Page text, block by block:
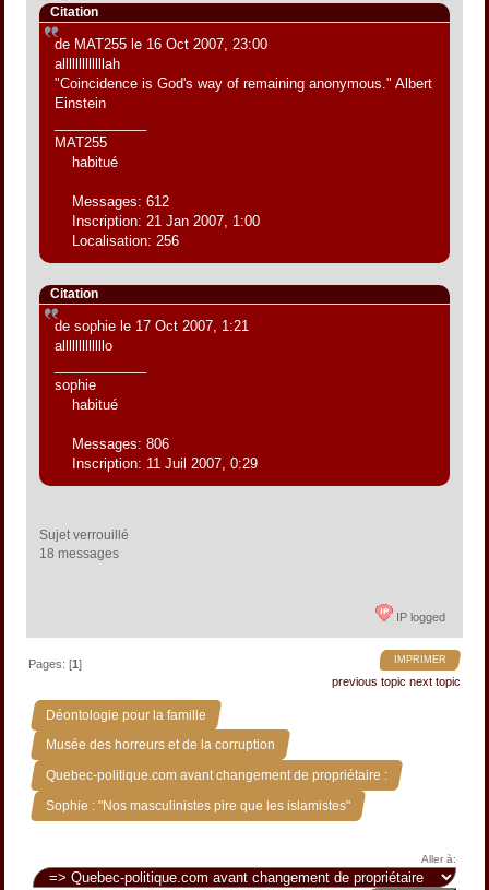
Citation
de MAT255 le 16 Oct 2007, 23:00
alllllllllllllah
"Coincidence is God's way of remaining anonymous." Albert
Einstein
MAT255
habitué
Messages: 612
Inscription: 21 Jan 2007, 1:00
Localisation: 256
Citation
de sophie le 17 Oct 2007, 1:21
alllllllllllllo
sophie
habitué
Messages: 806
Inscription: 11 Juil 2007, 0:29
Sujet verrouillé
18 messages 
IP logged
IMPRIMER
Pages: [1]
previous topic next topic
Déontologie pour la famille »
Musée des horreurs et de la corruption »
Quebec-politique.com avant changement de propriétaire : »
Sophie : "Nos masculinistes pire que les islamistes"
Aller à: